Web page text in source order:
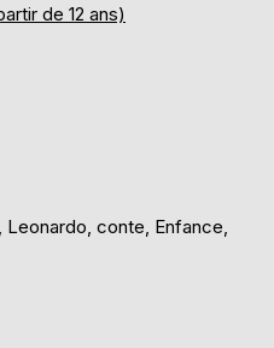
de 12 ans)
conte, Enfance,